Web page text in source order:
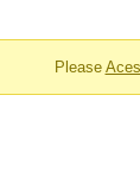
Please